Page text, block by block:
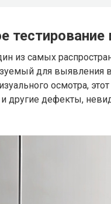
из самых
для выявления
осмотра,
другие дефекты,